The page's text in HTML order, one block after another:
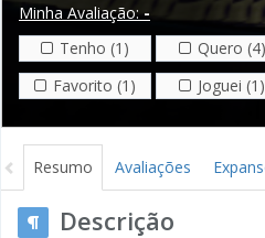
Minha Avaliação:-
Tenho (1)
Quero (4)
Favorito (1)
Joguei (1)
Resumo Avaliações
Descrição